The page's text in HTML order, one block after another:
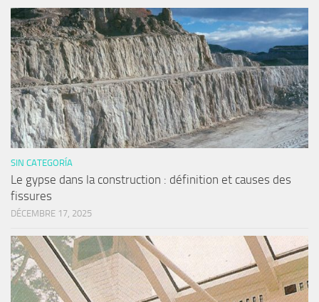
SIN CATEGORÍA
Le gypse dans la construction : définition et causes des
fissures
DÉCEMBRE 17, 2025